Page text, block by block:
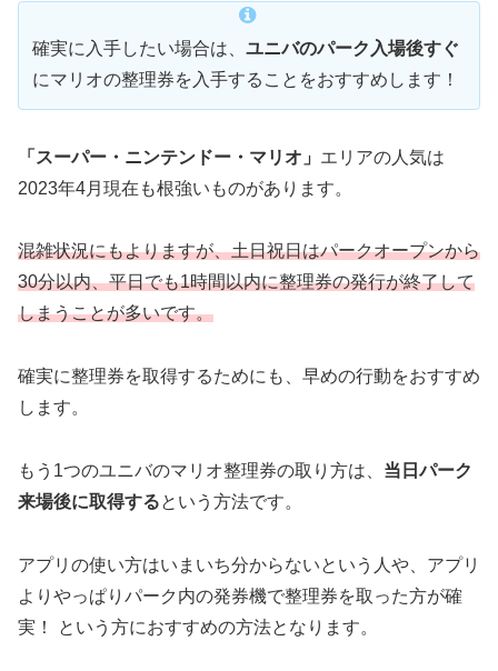
確実に入手したい場合は、 ユニバのパーク入場後すぐ
にマリオの整理券を入手することをおすすめします！
「スーパー・ニンテンドー・マリオ」 エリアの人気は
2023年4月現在も根強いものがあります。
混雑状況にもよりますが、土日祝日はパークオープンから
30分以内、平日でも1時間以内に整理券の発行が終了して
しまうことが多いです。
確実に整理券を取得するためにも、早めの行動をおすすめ
します。
もう1つのユニバのマリオ整理券の取り方は、 当日パーク
来場後に取得するという方法です。
アプリの使い方はいまいち分からないという人や、アプリ
よりやっぱりパーク内の発券機で整理券を取った方が確
実！ という方におすすめの方法となります。